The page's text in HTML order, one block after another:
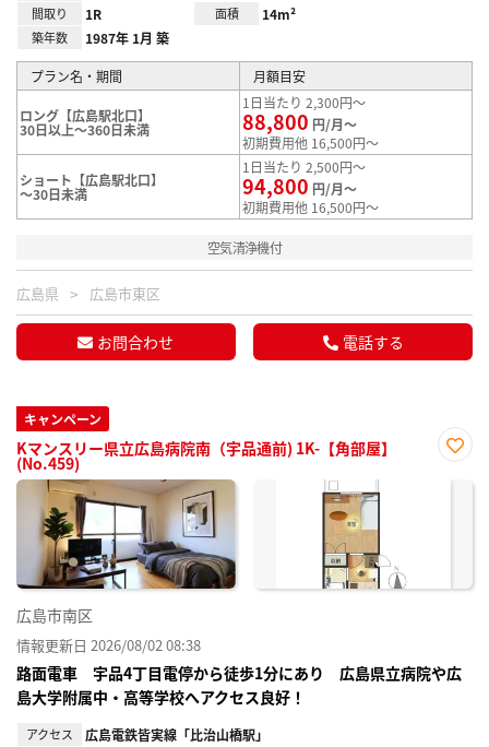
間取り 1R 面積 14m²
築年数 1987年 1月 築
プラン名・期間 月額目安
ロング【広島駅北口】
30日以上～360日未満
1日当たり 2,300円～
88,800 円/月～
初期費用他 16,500円～
ショート【広島駅北口】
～30日未満
1日当たり 2,500円～
94,800 円/月～
初期費用他 16,500円～
空気清浄機付
広島県 広島市東区
お問合わせ 電話する
キャンペーン
Kマンスリー県立広島病院南（宇品通前) 1K-【角部屋】
(No.459)
に入
広島市南区
情報更新日 2026/08/02 08:38
路面電車 宇品4丁目電停から徒歩1分にあり 広島県立病院や広
島大学附属中・高等学校へアクセス良好！
アクセス 広島電鉄皆実線「比治山橋駅」